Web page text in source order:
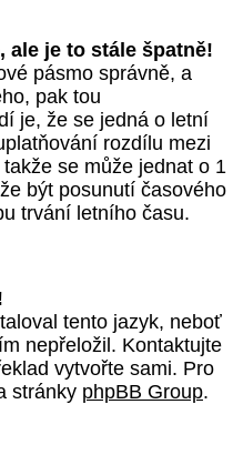
ale je to stále špatně!
pásmo správně, a
pak tou
je, že se jedná o letní
rozdílu mezi
se může jednat o 1
být posunutí časového
trvání letního času.
tento jazyk, neboť
nepřeložil. Kontaktujte
vytvořte sami. Pro
stránky phpBB Group.